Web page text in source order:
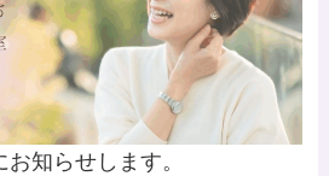
知らせします。